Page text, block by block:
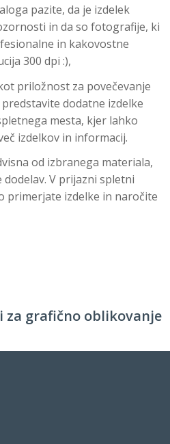
pazite, da je izdelek
in da so fotografije, ki
in kakovostne
300 dpi :),
priložnost za povečevanje
dodatne izdelke
mesta, kjer lahko
izdelkov in informacij.
od izbranega materiala,
V prijazni spletni
primerjate izdelke in naročite
za grafično oblikovanje